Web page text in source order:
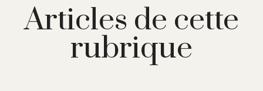
Articles de cette
rubrique